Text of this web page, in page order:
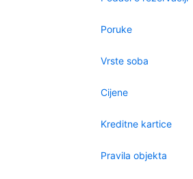
Poruke
Vrste soba
Cijene
Kreditne kartice
Pravila objekta